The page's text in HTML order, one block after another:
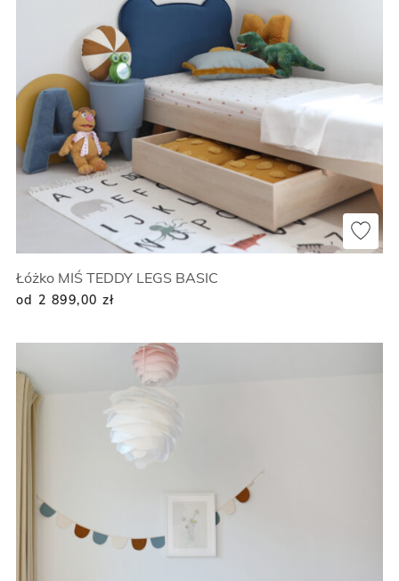
Łóżko MIŚ TEDDY LEGS BASIC
od 2 899,00 zł